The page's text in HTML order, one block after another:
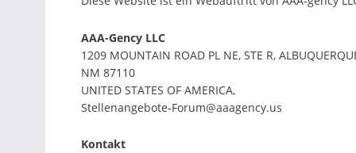
AAA-Gency LLC
1209 MOUNTAIN ROAD PL NE, STE R,
NM 87110
UNITED STATES OF AMERICA,
Stellenangebote-Forum@aaagency.us
Kontakt